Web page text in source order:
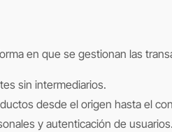
en que se gestionan las
sin intermediarios.
desde el origen hasta el
y autenticación de usuarios.